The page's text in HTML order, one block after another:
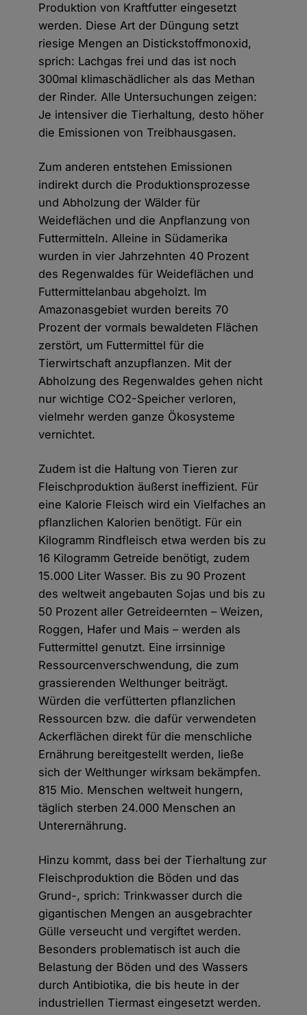
Produktion von Kraftfutter eingesetzt
werden. Diese Art der Düngung setzt
riesige Mengen an Distickstoffmonoxid,
sprich: Lachgas frei und das ist noch
300mal klimaschädlicher als das Methan
der Rinder. Alle Untersuchungen zeigen:
Je intensiver die Tierhaltung, desto höher
die Emissionen von Treibhausgasen.
Zum anderen entstehen Emissionen
indirekt durch die Produktionsprozesse
und Abholzung der Wälder für
Weideflächen und die Anpflanzung von
Futtermitteln. Alleine in Südamerika
wurden in vier Jahrzehnten 40 Prozent
des Regenwaldes für Weideflächen und
Futtermittelanbau abgeholzt. Im
Amazonasgebiet wurden bereits 70
Prozent der vormals bewaldeten Flächen
zerstört, um Futtermittel für die
Tierwirtschaft anzupflanzen. Mit der
Abholzung des Regenwaldes gehen nicht
nur wichtige CO2-Speicher verloren,
vielmehr werden ganze Ökosysteme
vernichtet.
Zudem ist die Haltung von Tieren zur
Fleischproduktion äußerst ineffizient. Für
eine Kalorie Fleisch wird ein Vielfaches an
pflanzlichen Kalorien benötigt. Für ein
Kilogramm Rindfleisch etwa werden bis zu
16 Kilogramm Getreide benötigt, zudem
15.000 Liter Wasser. Bis zu 90 Prozent
des weltweit angebauten Sojas und bis zu
50 Prozent aller Getreideernten – Weizen,
Roggen, Hafer und Mais – werden als
Futtermittel genutzt. Eine irrsinnige
Ressourcenverschwendung, die zum
grassierenden Welthunger beiträgt.
Würden die verfütterten pflanzlichen
Ressourcen bzw. die dafür verwendeten
Ackerflächen direkt für die menschliche
Ernährung bereitgestellt werden, ließe
sich der Welthunger wirksam bekämpfen.
815 Mio. Menschen weltweit hungern,
täglich sterben 24.000 Menschen an
Unterernährung.
Hinzu kommt, dass bei der Tierhaltung zur
Fleischproduktion die Böden und das
Grund-, sprich: Trinkwasser durch die
gigantischen Mengen an ausgebrachter
Gülle verseucht und vergiftet werden.
Besonders problematisch ist auch die
Belastung der Böden und des Wassers
durch Antibiotika, die bis heute in der
industriellen Tiermast eingesetzt werden.